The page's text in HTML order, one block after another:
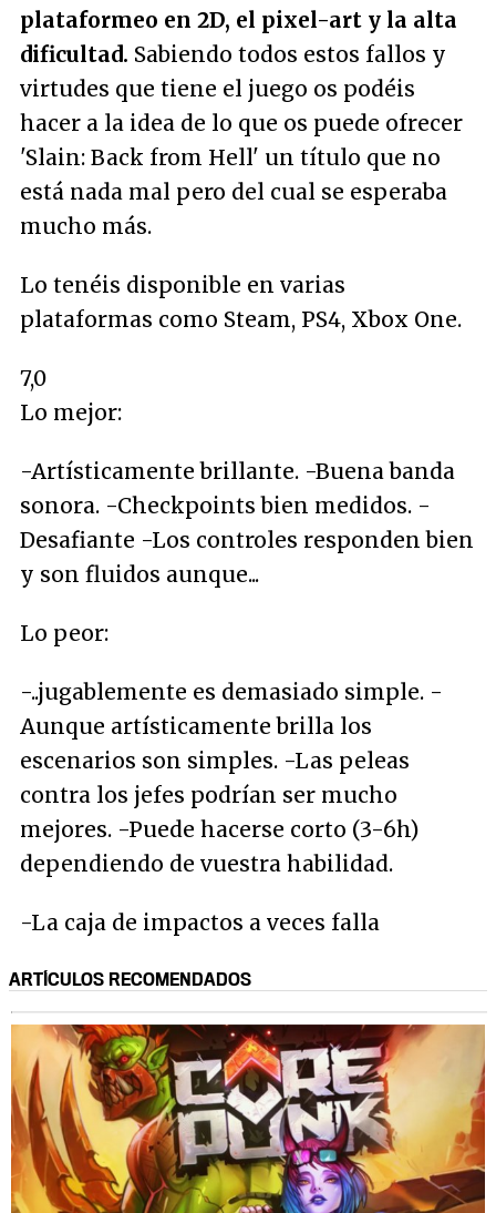
plataformeo en 2D, el pixel-art y la alta
dificultad. Sabiendo todos estos fallos y
virtudes que tiene el juego os podéis
hacer a la idea de lo que os puede ofrecer
'Slain: Back from Hell' un título que no
está nada mal pero del cual se esperaba
mucho más.
Lo tenéis disponible en varias
plataformas como Steam, PS4, Xbox One.
7,0
Lo mejor:
-Artísticamente brillante. -Buena banda
sonora. -Checkpoints bien medidos. -
Desafiante -Los controles responden bien
y son fluidos aunque...
Lo peor:
-..jugablemente es demasiado simple. -
Aunque artísticamente brilla los
escenarios son simples. -Las peleas
contra los jefes podrían ser mucho
mejores. -Puede hacerse corto (3-6h)
dependiendo de vuestra habilidad.
-La caja de impactos a veces falla
ARTÍCULOS RECOMENDADOS